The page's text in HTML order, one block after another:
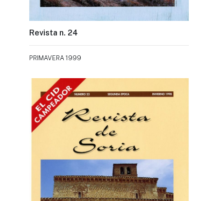
Revista n. 24
PRIMAVERA 1999